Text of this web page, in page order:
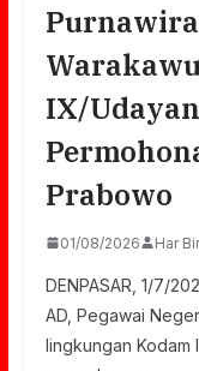
IX/
Prabowo
01/08/2026 Har
DENPASAR, 1/7/
AD, Pegawai
lingkungan Kodam